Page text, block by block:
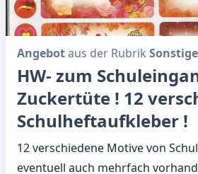
Angebotaus der Rubrik
HW- zum
Zuckertüte ! 12
Schulheftaufkleber !
12 verschiedene Motive von
eventuell auch mehrfach